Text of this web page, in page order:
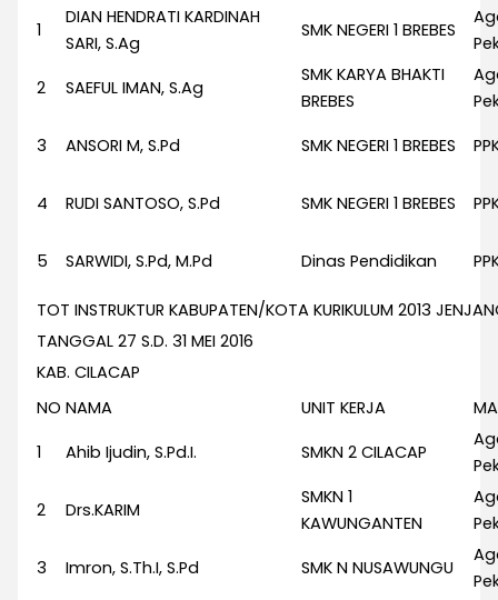
1
DIAN HENDRATI KARDINAH
SARI, S.Ag
SMK NEGERI 1 BREBES
2
SAEFUL IMAN, S.Ag
SMK KARYA BHAKTI
BREBES
3
ANSORI M, S.Pd SMK NEGERI 1 BREBES
4 RUDI SANTOSO, S.Pd SMK NEGERI 1 BREBES
5 SARWIDI, S.Pd, M.Pd Dinas Pendidikan
TOT INSTRUKTUR KABUPATEN/KOTA KURIKULUM 2013
TANGGAL 27 S.D. 31 MEI 2016
KAB. CILACAP
NO NAMA UNIT KERJA
1
Ahib Ijudin, S.Pd.I. SMKN 2 CILACAP
2
Drs.KARIM
SMKN 1
KAWUNGANTEN
3
Imron, S.Th.I, S.Pd SMK N NUSAWUNGU